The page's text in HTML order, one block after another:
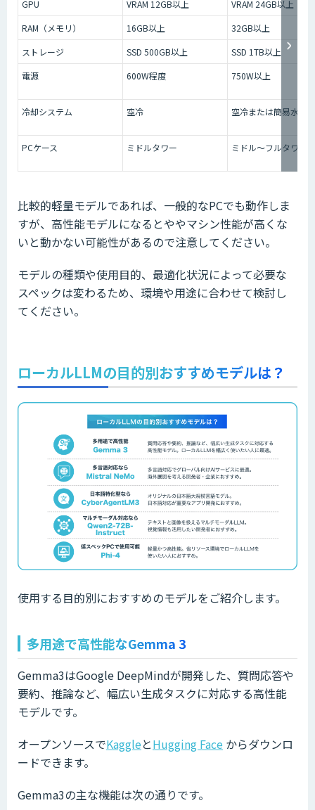
GPU VRAM 12GB以上
VRAM 24GB以上
RAM（メモリ）
16GB以上
32GB以上
ストレージ
SSD 500GB以上
SSD 1TB以上
電源
600W程度 750W以上
冷却システム 空冷 空冷または簡易水冷
PCケース ミドルタワー ミドル～フルタワー
比較的軽量モデルであれば、一般的なPCでも動作しま
すが、高性能モデルになるとややマシン性能が高くな
いと動かない可能性があるので注意してください。
モデルの種類や使用目的、最適化状況によって必要な
スペックは変わるため、環境や用途に合わせて検討し
てください。
ローカルLLMの目的別おすすめモデルは？
使用する目的別におすすめのモデルをご紹介します。
多用途で高性能なGemma 3
Gemma3はGoogle DeepMindが開発した、質問応答や
要約、推論など、幅広い生成タスクに対応する高性能
モデルです。
オープンソースでKaggleとHugging Face からダウンロ
ードできます。
Gemma3の主な機能は次の通りです。